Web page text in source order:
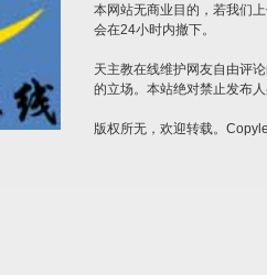
本网站无商业目的，若我们
会在24小时内撤下。
天主教在线维护网友自由评
的立场。本站绝对禁止发布
版权所无，欢迎转载。